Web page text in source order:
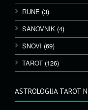
RUNE (3)
SANOVNIK (4)
SNOVI (69)
TAROT (126)
ASTROLOGIJA TAROT